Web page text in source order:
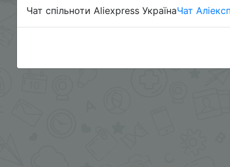
Чат спільноти Aliexpress УкраїнаЧат